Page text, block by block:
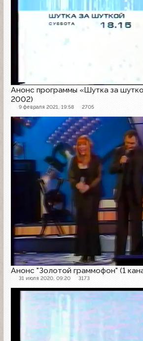
Анонс программы «Шутка за
2002)
9 февраля 2021, 19:58 2705
Анонс "Золотой граммофон" (1
31 июля 2020, 09:20 3173
Анонс
Анонс